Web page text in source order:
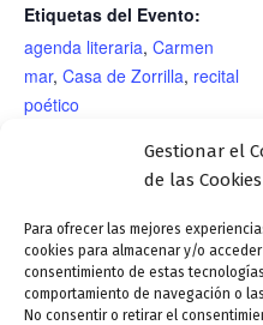
Gestionar el
de las Cookies
Para ofrecer las mejores
cookies para almacenar y/o
consentimiento de estas
comportamiento de navegación o
No consentir o retirar el
Etiquetas del Evento:
agenda literaria, Carmen
mar, Casa de Zorrilla, recital
poético
Casa de Zorrilla/Jardín
Teatro. “Amor de don
García Lorca). Compañía: